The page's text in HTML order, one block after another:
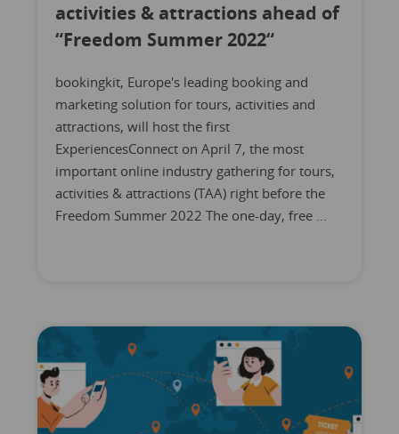
activities & attractions ahead of
“Freedom Summer 2022“
bookingkit, Europe's leading booking and
marketing solution for tours, activities and
attractions, will host the first
ExperiencesConnect on April 7, the most
important online industry gathering for tours,
activities & attractions (TAA) right before the
Freedom Summer 2022 The one-day, free ...